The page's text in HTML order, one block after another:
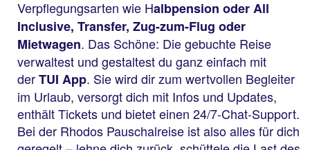
Verpflegungsarten wie Halbpension oder All
Inclusive, Transfer, Zug-zum-Flug oder
Mietwagen. Das Schöne: Die gebuchte Reise
verwaltest und gestaltest du ganz einfach mit
derTUI App. Sie wird dir zum wertvollen Begleiter
im Urlaub, versorgt dich mit Infos und Updates,
enthält Tickets und bietet einen 24/7-Chat-Support.
Bei der Rhodos Pauschalreise ist also alles für dich